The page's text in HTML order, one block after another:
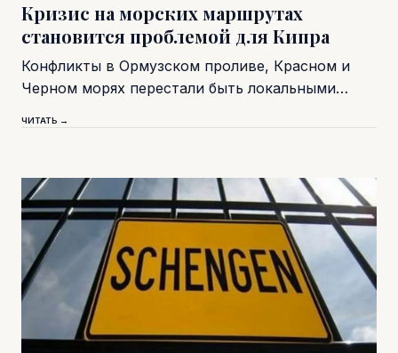
Кризис на морских маршрутах
становится проблемой для Кипра
Конфликты в Ормузском проливе, Красном и
Черном морях перестали быть локальными…
ЧИТАТЬ →